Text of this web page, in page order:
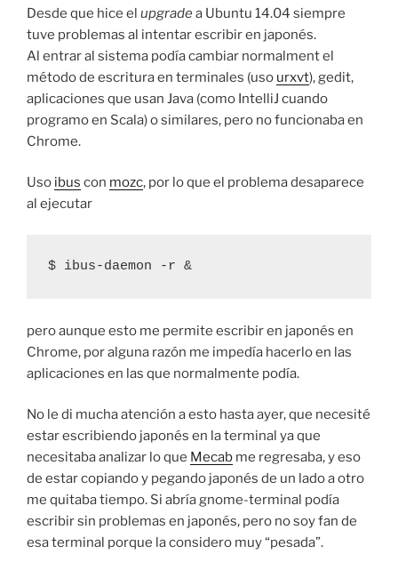
Desde que hice el upgradea Ubuntu 14.04 siempre
tuve problemas al intentar escribir en japonés.
Al entrar al sistema podía cambiar normalment el
método de escritura en terminales (uso urxvt), gedit,
aplicaciones que usan Java (como IntelliJ cuando
programo en Scala) o similares, pero no funcionaba en
Chrome.
Uso ibus con mozc, por lo que el problema desaparece
al ejecutar
$ ibus-daemon -r &
pero aunque esto me permite escribir en japonés en
Chrome, por alguna razón me impedía hacerlo en las
aplicaciones en las que normalmente podía.
No le di mucha atención a esto hasta ayer, que necesité
estar escribiendo japonés en la terminal ya que
necesitaba analizar lo que Mecab me regresaba, y eso
de estar copiando y pegando japonés de un lado a otro
me quitaba tiempo. Si abría gnome-terminal podía
escribir sin problemas en japonés, pero no soy fan de
esa terminal porque la considero muy “pesada”.